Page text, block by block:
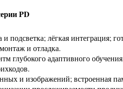
PD
подсветка; лёгкая интеграция;
и отладка.
глубокого адаптивного
и изображений; встроенная